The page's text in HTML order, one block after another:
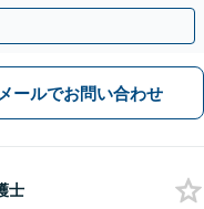
日相談あり】
メールでお問い合わせ
士